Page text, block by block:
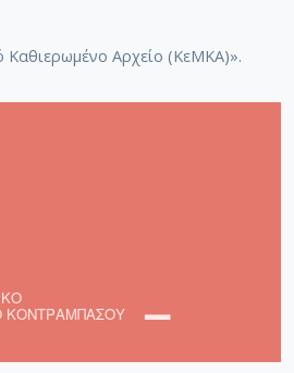
Καθιερωμένο Αρχείο (ΚεΜΚΑ)».